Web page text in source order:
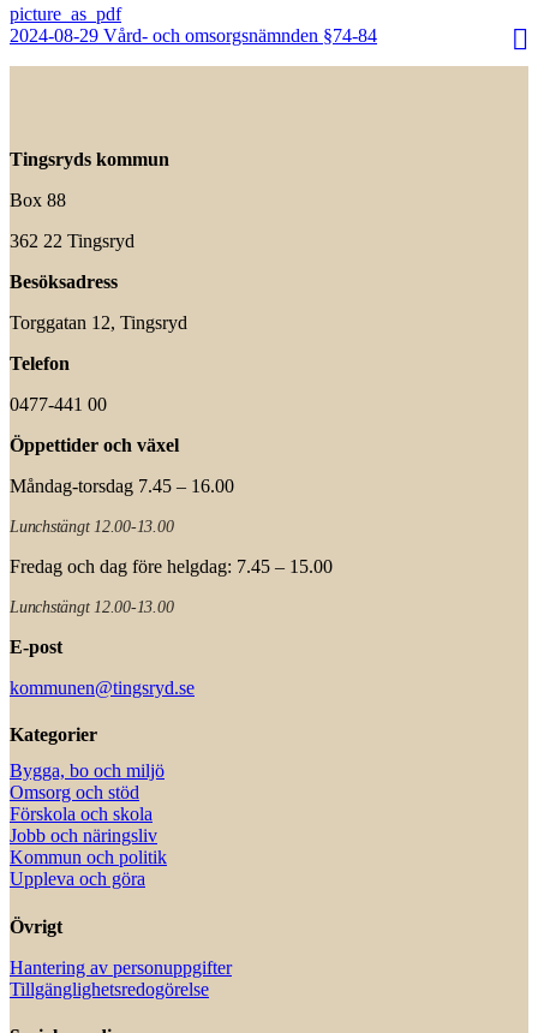
2024-08-29 Vård- och omsorgsnämnden §74-84
Tingsryds kommun
Box 88
362 22 Tingsryd
Besöksadress
Torggatan 12, Tingsryd
Telefon
0477-441 00
Öppettider och växel
Måndag-torsdag 7.45 – 16.00
Lunchstängt 12.00-13.00
Fredag och dag före helgdag: 7.45 – 15.00
Lunchstängt 12.00-13.00
E-post
kommunen@tingsryd.se
Kategorier
Bygga, bo och miljö
Omsorg och stöd
Förskola och skola
Jobb och näringsliv
Kommun och politik
Uppleva och göra
Övrigt
Hantering av personuppgifter
Tillgänglighetsredogörelse